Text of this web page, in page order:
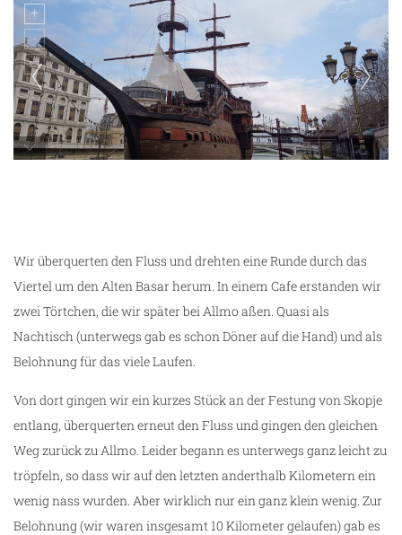
Wir überquerten den Fluss und drehten eine Runde durch das
Viertel um den Alten Basar herum. In einem Cafe erstanden wir
zwei Törtchen, die wir später bei Allmo aßen. Quasi als
Nachtisch (unterwegs gab es schon Döner auf die Hand) und als
Belohnung für das viele Laufen.
Von dort gingen wir ein kurzes Stück an der Festung von Skopje
entlang, überquerten erneut den Fluss und gingen den gleichen
Weg zurück zu Allmo. Leider begann es unterwegs ganz leicht zu
tröpfeln, so dass wir auf den letzten anderthalb Kilometern ein
wenig nass wurden. Aber wirklich nur ein ganz klein wenig. Zur
Belohnung (wir waren insgesamt 10 Kilometer gelaufen) gab es